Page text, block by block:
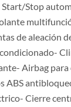
Stop
de aleación
Airbag
ABS
Cierre